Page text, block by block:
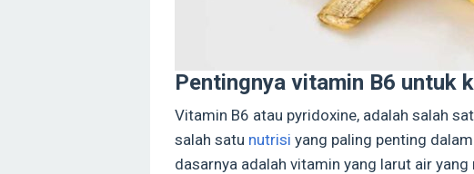
Pentingnya vitamin B6 untuk
Vitamin B6 atau pyridoxine, adalah salah
salah satu nutrisi yang paling penting
dasarnya adalah vitamin yang larut air